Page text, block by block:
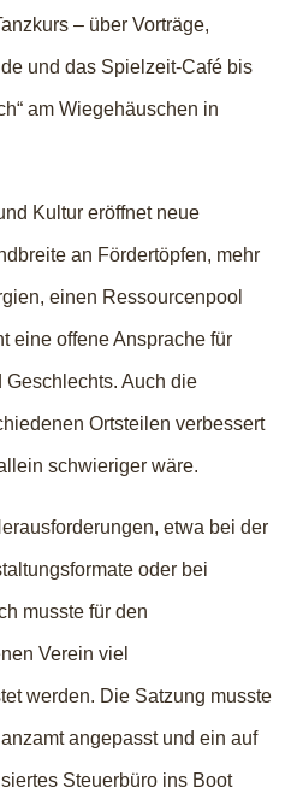
– über Vorträge,
und das Spielzeit-Café bis
am Wiegehäuschen in
Kultur eröffnet neue
an Fördertöpfen, mehr
einen Ressourcenpool
eine offene Ansprache für
Geschlechts. Auch die
Ortsteilen verbessert
schwieriger wäre.
etwa bei der
oder bei
musste für den
Verein viel
werden. Die Satzung musste
angepasst und ein auf
Steuerbüro ins Boot